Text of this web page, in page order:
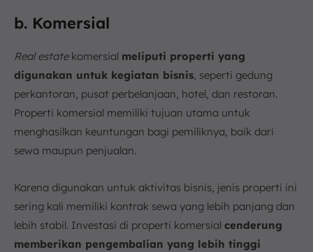
b. Komersial
Real estatekomersial meliputi properti yang
digunakan untuk kegiatan bisnis , seperti gedung
perkantoran, pusat perbelanjaan, hotel, dan restoran.
Properti komersial memiliki tujuan utama untuk
menghasilkan keuntungan bagi pemiliknya, baik dari
sewa maupun penjualan.
Karena digunakan untuk aktivitas bisnis, jenis properti ini
sering kali memiliki kontrak sewa yang lebih panjang dan
lebih stabil. Investasi di properti komersial cenderung
memberikan pengembalian yang lebih tinggi